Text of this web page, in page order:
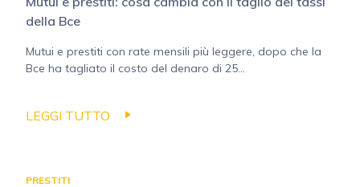
della Bce
Mutui e prestiti con rate mensili più leggere, dopo che la
Bce ha tagliato il costo del denaro di 25...
LEGGI TUTTO
PRESTITI